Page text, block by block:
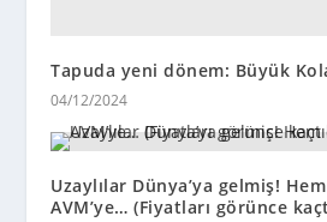
Tapuda yeni dönem: Büyük
04/12/2024
Uzaylılar Dünya’ya gelmiş!
AVM’ye… (Fiyatları görünce